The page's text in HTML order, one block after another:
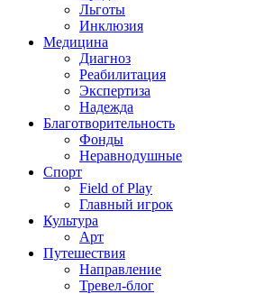
Льготы
Инклюзия
Медицина
Диагноз
Реабилитация
Экспертиза
Надежда
Благотворительность
Фонды
Неравнодушные
Спорт
Field of Play
Главный игрок
Культура
Арт
Путешествия
Направление
Тревел-блог